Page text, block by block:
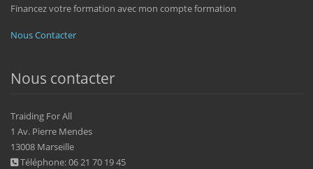
Financez votre formation avec mon compte formation
Nous Contacter
Nous contacter
Traiding For All
1 Av. Pierre Mendes
13008 Marseille
Téléphone: 06 21 70 19 45